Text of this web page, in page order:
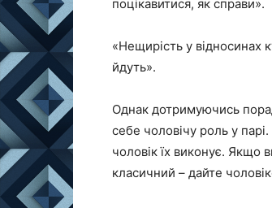
поцікавитися, як справи».
«Нещирість у відносинах
йдуть».
Однак дотримуючись
себе чоловічу роль у
чоловік їх виконує. Якщо
класичний – дайте